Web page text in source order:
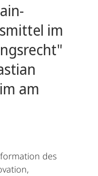
im
am
des